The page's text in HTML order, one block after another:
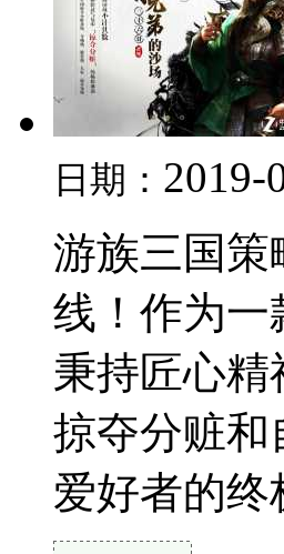
日期： 2019-
游族三国策
线！作为一
秉持匠心
掠夺分赃和
爱好者的终